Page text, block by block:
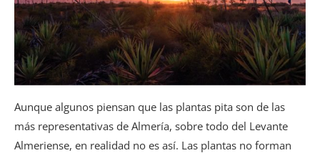
Aunque algunos piensan que las plantas pita son de las
más representativas de Almería, sobre todo del Levante
Almeriense, en realidad no es así. Las plantas no forman